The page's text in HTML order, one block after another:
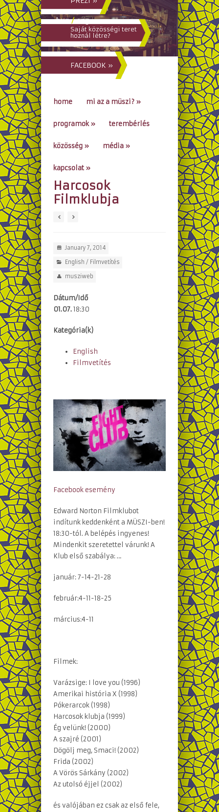
hun/eng
Saját közösségi teret
hoznál létre?
FACEBOOK »
home mi az a müszi? »
programok» terembérlés
közösség » média »
kapcsolat »
go to...
Harcosok
Filmklubja
January 7, 2014
English / Filmvetítés
musziweb
Dátum/Idő
01.07.18:30
Kategória(k)
English
Filmvetítés
Facebook esemény
Edward Norton Filmklubot
indítunk keddenként a MÜSZI-ben!
18:30-tól. A belépés ingyenes!
Mindenkit szeretettel várunk! A
Klub első szabálya: …
január: 7-14-21-28
február:4-11-18-25
március:4-11
Filmek:
Varázsige: I love you (1996)
Amerikai história X (1998)
Pókerarcok (1998)
Harcosok klubja (1999)
Ég velünk! (2000)
A szajré (2001)
Dögölj meg, Smaci! (2002)
Frida (2002)
A Vörös Sárkány (2002)
Az utolsó éjjel (2002)
és valójában ez csak az első fele,